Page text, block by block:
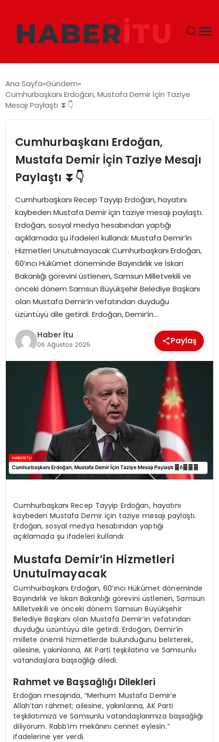
DÜNYA
TEKNOLOJI
EĞITIM
MAGAZIN
SPOR
YAŞAM
Ana Sayfa Gündem
Cumhurbaşkanı Erdoğan, Mustafa Demir İçin Taziye
Mesajı Paylaştı ⏬👇
Cumhurbaşkanı Erdoğan,
Mustafa Demir İçin Taziye Mesajı
Paylaştı ⏬👇
Cumhurbaşkanı Recep Tayyip Erdoğan, hayatını
kaybeden Mustafa Demir için taziye mesajı paylaştı.
Erdoğan, sosyal medya hesabından yaptığı
açıklamada şu ifadeleri kullandı: Mustafa Demir’in
Hizmetleri Unutulmayacak Cumhurbaşkanı Erdoğan,
60’ıncı Hükûmet döneminde Bayındırlık ve İskan
Bakanlığı görevini üstlenen, Samsun Milletvekili ve
önceki dönem Samsun Büyükşehir Belediye Başkanı
olan Mustafa Demir’in vefatından duyduğu
üzüntüyü dile getirdi. Erdoğan, Demir’in…
Haber İtu
06 Ağustos 2025 Paylaş
Cumhurbaşkanı Recep Tayyip Erdoğan, hayatını
kaybeden Mustafa Demir için taziye mesajı paylaştı.
Erdoğan, sosyal medya hesabından yaptığı
açıklamada şu ifadeleri kullandı:
Mustafa Demir’in Hizmetleri
Unutulmayacak
Cumhurbaşkanı Erdoğan, 60’ıncı Hükûmet döneminde
Bayındırlık ve İskan Bakanlığı görevini üstlenen, Samsun
Milletvekili ve önceki dönem Samsun Büyükşehir
Belediye Başkanı olan Mustafa Demir’in vefatından
duyduğu üzüntüyü dile getirdi. Erdoğan, Demir’in
millete önemli hizmetlerde bulunduğunu belirterek,
ailesine, yakınlarına, AK Parti teşkilatına ve Samsunlu
vatandaşlara başsağlığı diledi.
Rahmet ve Başsağlığı Dilekleri
Erdoğan mesajında, “Merhum Mustafa Demir’e
Allah’tan rahmet; ailesine, yakınlarına, AK Parti
teşkilatımıza ve Samsunlu vatandaşlarımıza başsağlığı
diliyorum. Rabb’im mekânını cennet eylesin.”
ifadelerine yer verdi.